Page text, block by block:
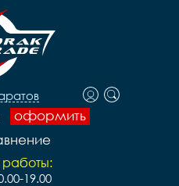
оформить
19.00